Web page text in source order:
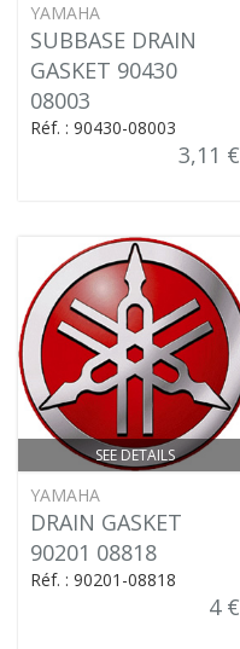
YAMAHA
SUBBASE DRAIN
GASKET 90430
08003
Réf. : 90430-08003
3,11 €
SEE DETAILS
YAMAHA
DRAIN GASKET
90201 08818
Réf. : 90201-08818
4 €